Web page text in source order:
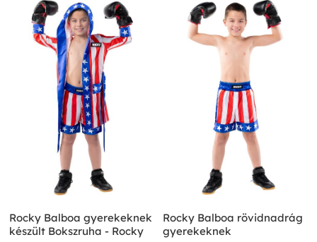
Rocky Balboa gyerekeknek
készült Bokszruha - Rocky
Rocky Balboa rövidnadrág
gyerekeknek